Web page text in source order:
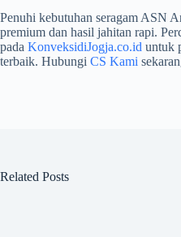
Penuhi kebutuhan seragam ASN
premium dan hasil jahitan rapi.
pada KonveksidiJogja.co.id untuk
terbaik. Hubungi CS Kami
Related Posts